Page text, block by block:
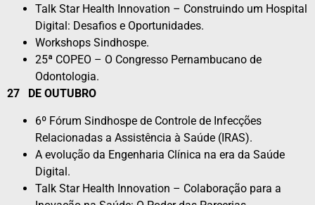
Talk Star Health Innovation – Construindo um Hospital
Digital: Desafios e Oportunidades.
Workshops Sindhospe.
25ª COPEO – O Congresso Pernambucano de
Odontologia.
27
DE OUTUBRO
6º Fórum Sindhospe de Controle de Infecções
Relacionadas a Assistência à Saúde (IRAS).
A evolução da Engenharia Clínica na era da Saúde
Digital.
Talk Star Health Innovation – Colaboração para a